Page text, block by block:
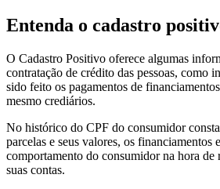
Entenda o cadastro
O Cadastro Positivo oferece algumas
contratação de crédito das pessoas, como
sido feito os pagamentos de
mesmo crediários.
No histórico do CPF do consumidor
parcelas e seus valores, os financiamentos
comportamento do consumidor na hora de
suas contas.